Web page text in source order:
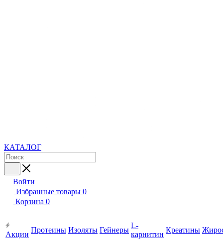
КАТАЛОГ
Войти
Избранные товары 0
Корзина 0
Акции
Протеины Изоляты Гейнеры
L-
карнитин
Креатины